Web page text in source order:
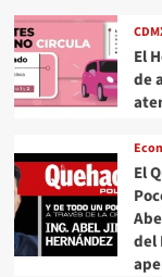
El
de
El
del